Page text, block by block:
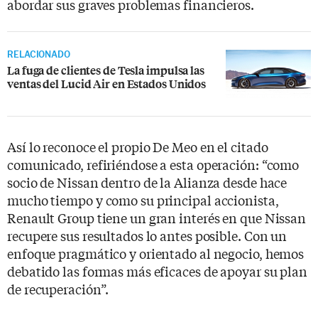
abordar sus graves problemas financieros.
RELACIONADO
La fuga de clientes de Tesla impulsa las
ventas del Lucid Air en Estados Unidos
Así lo reconoce el propio De Meo en el citado
comunicado, refiriéndose a esta operación: “como
socio de Nissan dentro de la Alianza desde hace
mucho tiempo y como su principal accionista,
Renault Group tiene un gran interés en que Nissan
recupere sus resultados lo antes posible. Con un
enfoque pragmático y orientado al negocio, hemos
debatido las formas más eficaces de apoyar su plan
de recuperación”.